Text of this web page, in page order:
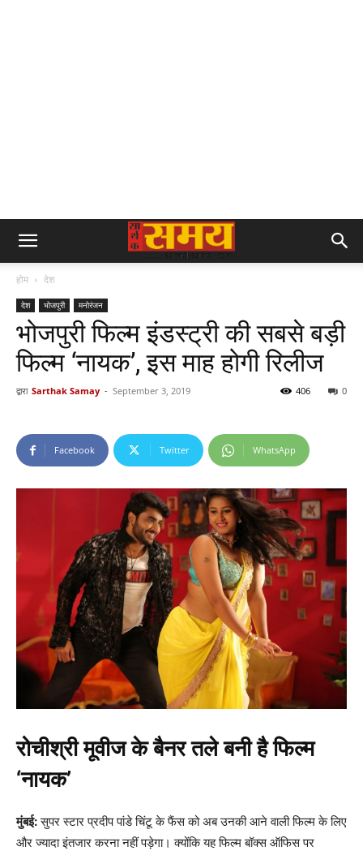
होम देश
देश भोजपुरी मनोरंजन
भोजपुरी फिल्‍म इंडस्‍ट्री की सबसे बड़ी
फिल्‍म ‘नायक’, इस माह होगी रिलीज
द्वारा Sarthak Samay - September 3, 2019 0
406
Facebook Twitter WhatsApp
रोचीश्री मूवीज के बैनर तले बनी है फिल्‍म
‘नायक’
मुंबई:सुपर स्‍टार प्रदीप पांडे चिंटू के फैंस को अब उनकी आने वाली फिल्‍म के लिए
और ज्‍यादा इंतजार करना नहीं पड़ेगा। क्‍योंकि यह फिल्‍म बॉक्‍स ऑफिस पर